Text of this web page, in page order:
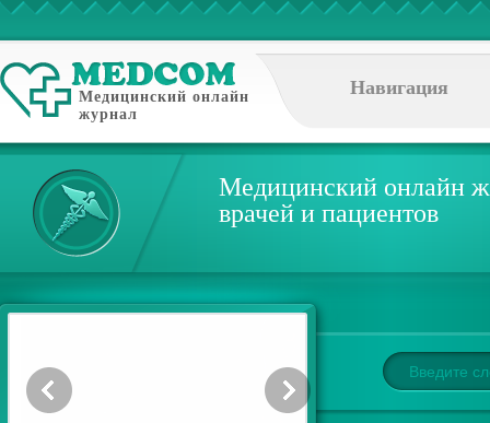
Медицинский онлайн
журнал
Навигация
Медицинский онлайн
врачей и пациентов